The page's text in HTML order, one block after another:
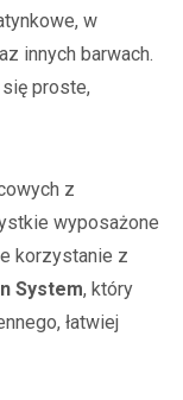
w
innych barwach.
proste,
z
wyposażone
korzystanie z
System, który
łatwiej